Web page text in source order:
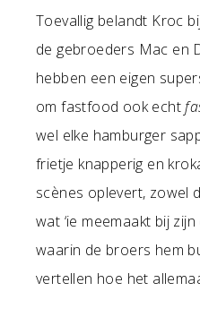
Toevallig belandt Kroc
de gebroeders Mac en
hebben een eigen
om fastfood ook echt
wel elke hamburger
frietje knapperig en
scènes oplevert, zowel
wat ‘ie meemaakt bij
waarin de broers hem
vertellen hoe het